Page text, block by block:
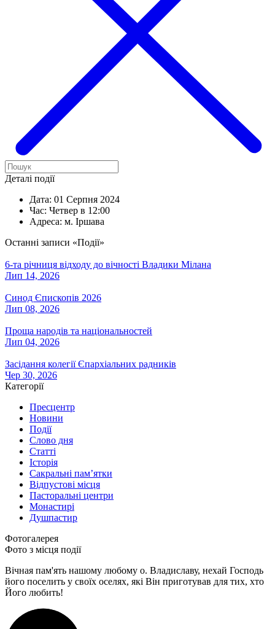
Деталі події
Дата: 01 Серпня 2024
Час: Четвер в 12:00
Адреса: м. Іршава
Останні записи «Події»
6-та річниця відходу до вічності Владики Мілана
Лип 14, 2026
Синод Єпископів 2026
Лип 08, 2026
Проща народів та національностей
Лип 04, 2026
Засідання колегії Єпархіальних радників
Чер 30, 2026
Категорії
Пресцентр
Новини
Події
Слово дня
Статті
Історія
Сакральні пам’ятки
Відпустові місця
Пасторальні центри
Монастирі
Душпастир
Фотогалерея
Фото з місця події
Вічная пам'ять нашому любому о. Владиславу, нехай Господь
його поселить у своїх оселях, які Він приготував для тих, хто
Його любить!